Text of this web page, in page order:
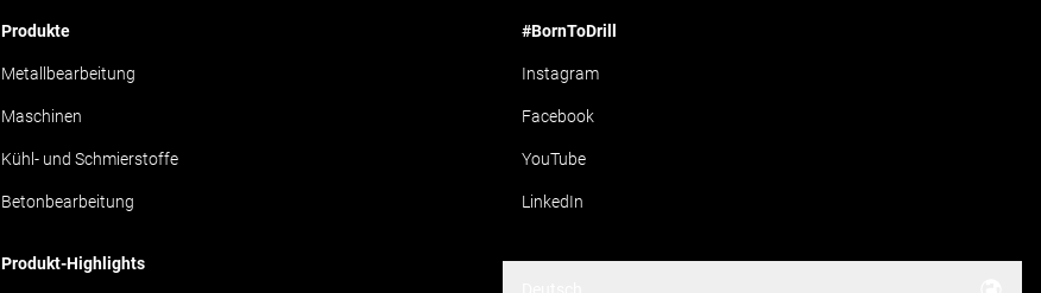
Produkte
Metallbearbeitung
Maschinen
Kühl- und Schmierstoffe
Betonbearbeitung
Produkt-Highlights
#BornToDrill
Instagram
Facebook
YouTube
LinkedIn